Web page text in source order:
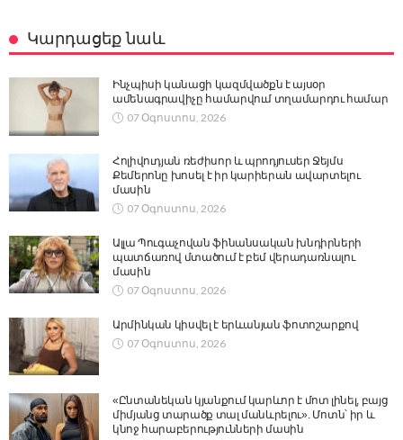
Կարդացեք նաև
Ինչպիսի կանացի կազմվածքն է այսօր
ամենագրավիչը համարվում տղամարդու համար
07 Օգոստոս, 2026
Հոլիվուդյան ռեժիսոր և պրոդյուսեր Ջեյմս
Քեմերոնը խոսել է իր կարիերան ավարտելու
մասին
07 Օգոստոս, 2026
Ալլա Պուգաչովան ֆինանսական խնդիրների
պատճառով մտածում է բեմ վերադառնալու
մասին
07 Օգոստոս, 2026
Արմինկան կիսվել է երևանյան ֆոտոշարքով
07 Օգոստոս, 2026
«Ընտանեկան կյանքում կարևոր է մոտ լինել, բայց
միմյանց տարածք տալ մանևրելու». Մոտն՝ իր և
կնոջ հարաբերությունների մասին